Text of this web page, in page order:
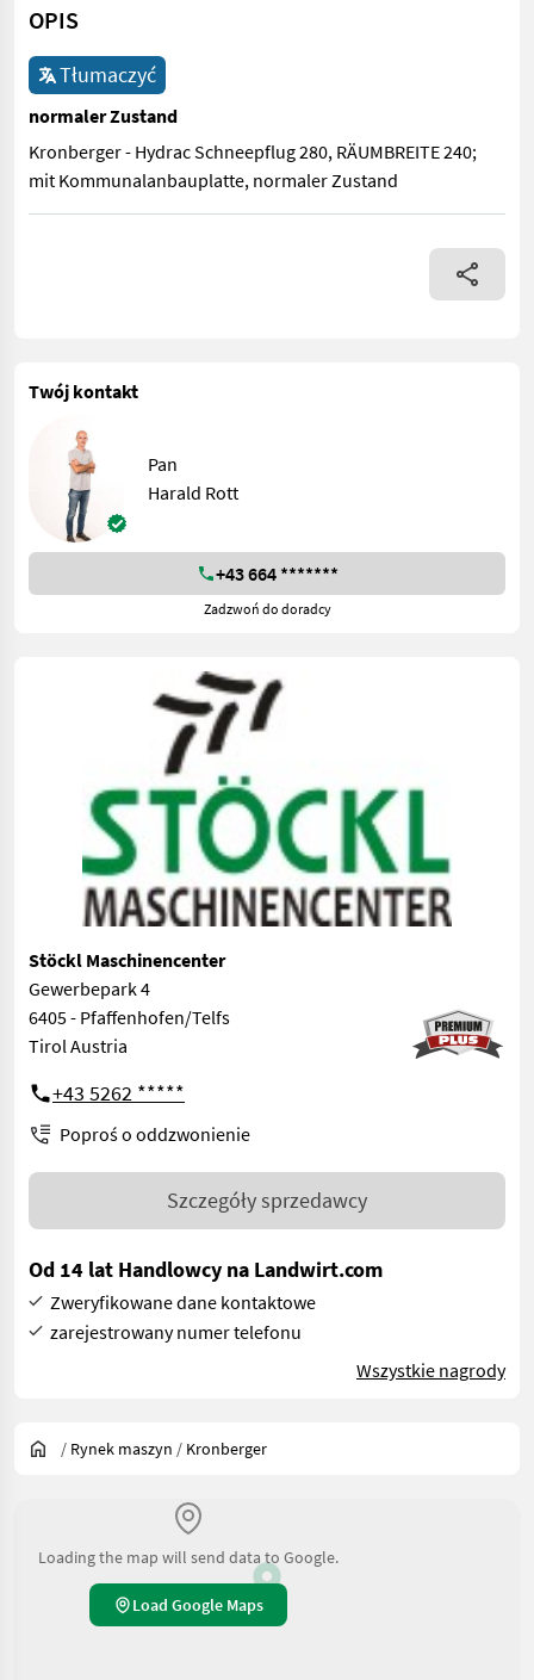
OPIS
Tłumaczyć
normaler Zustand
Kronberger - Hydrac Schneepflug 280, RÄUMBREITE 240;
mit Kommunalanbauplatte, normaler Zustand
Kronberger - Hydrac Schneepflug 280, RÄUMBREITE 240; mit
Twój kontakt
Pan
Harald Rott
+43 664 *******
Zadzwoń do doradcy
Stöckl Maschinencenter
Gewerbepark 4
6405 - Pfaffenhofen/Telfs
Tirol Austria
+43 5262 *****
Poproś o oddzwonienie
Szczegóły sprzedawcy
Od 14 lat Handlowcy na Landwirt.com
Zweryfikowane dane kontaktowe
zarejestrowany numer telefonu
Wszystkie nagrody
/ Rynek maszyn / Kronberger
Loading the map will send data to Google.
Load Google Maps